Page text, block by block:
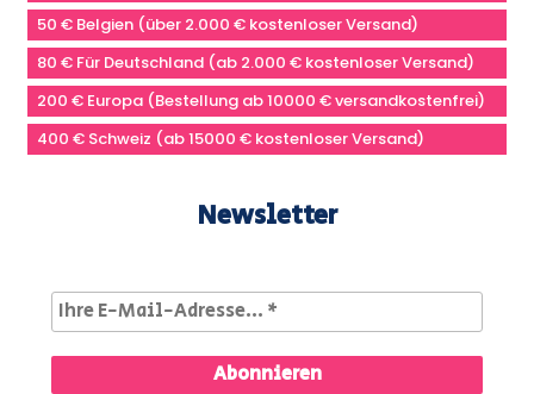
50 € Belgien (über 2.000 € kostenloser Versand)
80 € Für Deutschland (ab 2.000 € kostenloser Versand)
200 € Europa (Bestellung ab 10000 € versandkostenfrei)
400 € Schweiz (ab 15000 € kostenloser Versand)
Newsletter